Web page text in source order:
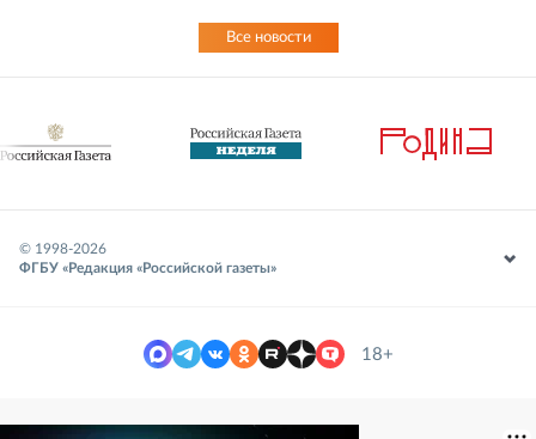
Все новости
© 1998-2026
ФГБУ «Редакция «Российской газеты»
18+